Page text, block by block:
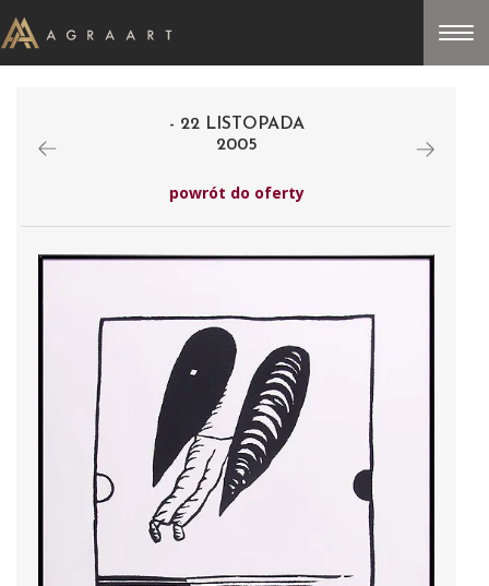
- 22 LISTOPADA
2005
powrót do oferty